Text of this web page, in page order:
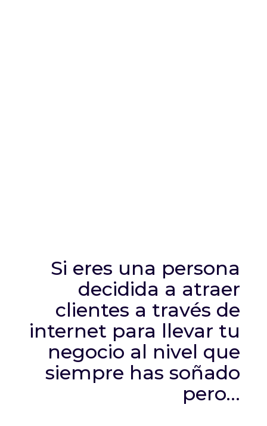
Si eres una persona
decidida a atraer
clientes a través de
internet para llevar tu
negocio al nivel que
siempre has soñado
pero…